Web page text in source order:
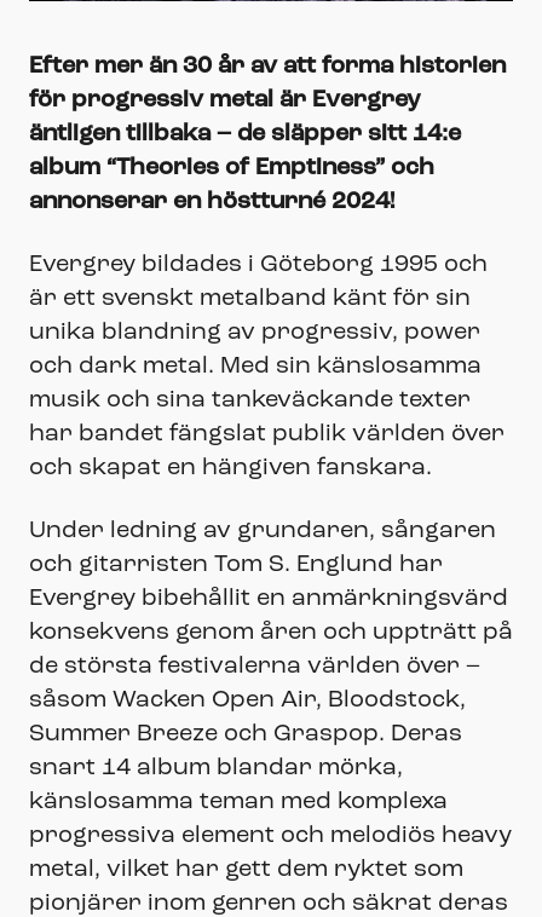
Efter mer än 30 år av att forma historien
för progressiv metal är Evergrey
äntligen tillbaka – de släpper sitt 14:e
album “Theories of Emptiness” och
annonserar en höstturné 2024!
Evergrey bildades i Göteborg 1995 och
är ett svenskt metalband känt för sin
unika blandning av progressiv, power
och dark metal. Med sin känslosamma
musik och sina tankeväckande texter
har bandet fängslat publik världen över
och skapat en hängiven fanskara.
Under ledning av grundaren, sångaren
och gitarristen Tom S. Englund har
Evergrey bibehållit en anmärkningsvärd
konsekvens genom åren och uppträtt på
de största festivalerna världen över –
såsom Wacken Open Air, Bloodstock,
Summer Breeze och Graspop. Deras
snart 14 album blandar mörka,
känslosamma teman med komplexa
progressiva element och melodiös heavy
metal, vilket har gett dem ryktet som
pionjärer inom genren och säkrat deras